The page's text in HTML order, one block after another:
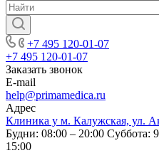
+7 495 120-01-07
+7 495 120-01-07
Заказать звонок
E-mail
help@primamedica.ru
Адрес
Клиника у м. Калужская, ул.
Будни: 08:00 – 20:00 Суббота:
15:00